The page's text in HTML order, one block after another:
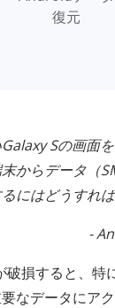
復元
Galaxy Sの画面
からデータ（
にはどうすれ
-
損すると、特
なデータにア